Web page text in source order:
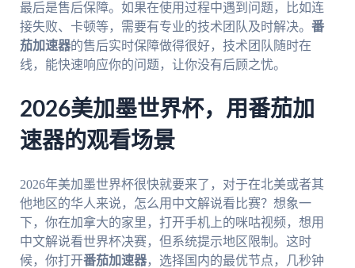
最后是售后保障。如果在使用过程中遇到问题，比如连
接失败、卡顿等，需要有专业的技术团队及时解决。 番
茄加速器的售后实时保障做得很好，技术团队随时在
线，能快速响应你的问题，让你没有后顾之忧。
2026美加墨世界杯，用番茄加
速器的观看场景
2026年美加墨世界杯很快就要来了，对于在北美或者其
他地区的华人来说，怎么用中文解说看比赛？想象一
下，你在加拿大的家里，打开手机上的咪咕视频，想用
中文解说看世界杯决赛，但系统提示地区限制。这时
候，你打开番茄加速器，选择国内的最优节点，几秒钟